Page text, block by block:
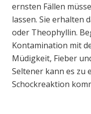
ernsten Fällen
lassen. Sie erhalten
oder Theophyllin.
Kontamination mit
Müdigkeit, Fieber
Seltener kann es zu
Schockreaktion